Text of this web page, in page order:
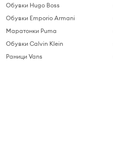
Обувки Hugo Boss
Обувки Emporio Armani
Маратонки Puma
Обувки Calvin Klein
Раници Vans